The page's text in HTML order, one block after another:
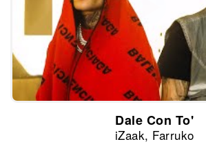
Dale Con To'
iZaak, Farruko